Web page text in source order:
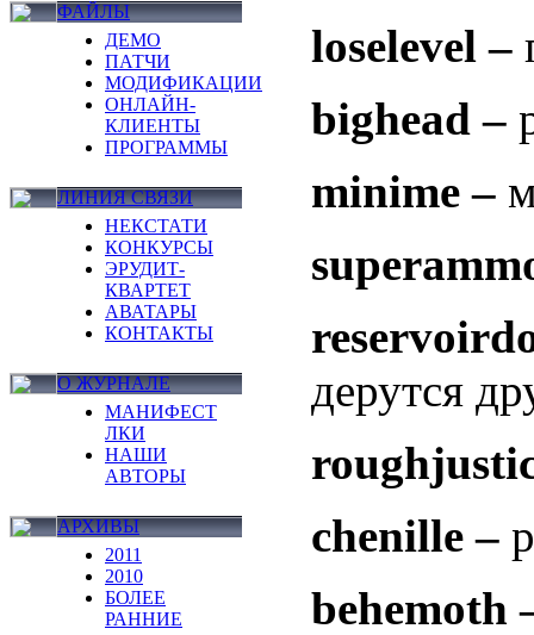
ФАЙЛЫ
ДЕМО
ПАТЧИ
МОДИФИКАЦИИ
ОНЛАЙН-
КЛИЕНТЫ
ПРОГРАММЫ
ЛИНИЯ СВЯЗИ
НЕКСТАТИ
КОНКУРСЫ
ЭРУДИТ-
КВАРТЕТ
АВАТАРЫ
КОНТАКТЫ
О ЖУРНАЛЕ
МАНИФЕСТ
ЛКИ
НАШИ
АВТОРЫ
АРХИВЫ
2011
2010
БОЛЕЕ
РАННИЕ
loselevel –
bighead –
minime –
дерутся
chenille –
behemoth